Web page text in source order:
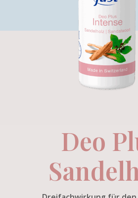
Deo